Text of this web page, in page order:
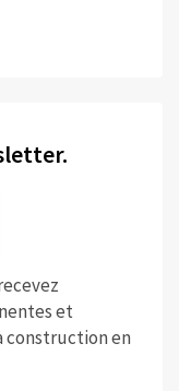
et
construction en